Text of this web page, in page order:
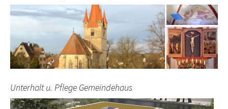
Unterhalt u. Pflege Gemeindehaus